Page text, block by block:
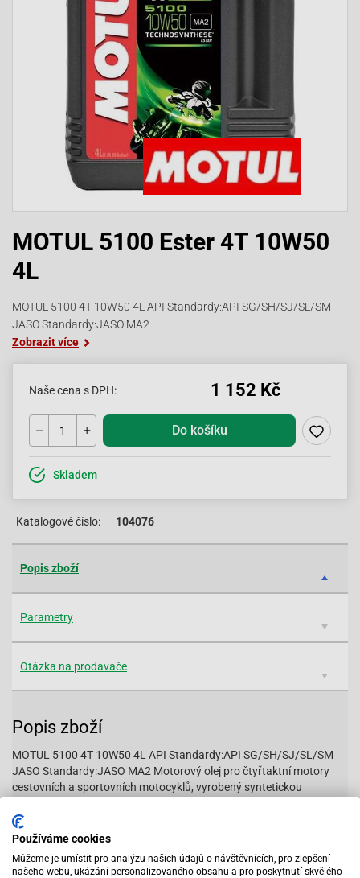
MOTUL 5100 Ester 4T 10W50
4L
MOTUL 5100 4T 10W50 4L API Standardy:API SG/SH/SJ/SL/SM
JASO Standardy:JASO MA2
Zobrazit více
Naše cena s DPH: 1 152 Kč
Do košíku
Skladem
Katalogové číslo: 104076
Popis zboží
Parametry
Otázka na prodavače
Popis zboží
MOTUL 5100 4T 10W50 4L API Standardy:API SG/SH/SJ/SL/SM
JASO Standardy:JASO MA2 Motorový olej pro čtyřtaktní motory
cestovních a sportovních motocyklů, vyrobený syntetickou
patentovaná firmou MOTUL. Obsahuje speciální přísady pro
ochranu převodovky a spojky, která je spojena s motorem. Použití:
cestovní moto, motokros, enduro. API Standardy:API
SG/SH/SJ/SL/SM JASO Standardy:JASO MA2 5100 10W50 4T_4L
Používáme cookies
Můžeme je umístit pro analýzu našich údajů o návštěvnících, pro zlepšení
našeho webu, ukázání personalizovaného obsahu a pro poskytnutí skvělého